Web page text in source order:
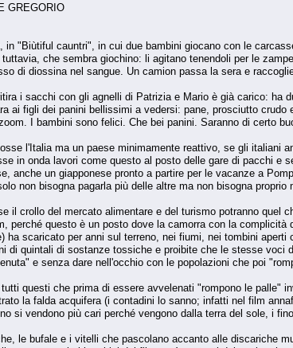
GREGORIO
in "Biùtiful cauntri", in cui due bambini giocano con le
che sembra giochino: li agitano tenendoli per le
di diossina nel sangue. Un camion passa la sera e
i sacchi con gli agnelli di Patrizia e Mario è già carico: ha
ai figli dei panini bellissimi a vedersi: pane, prosciutto
I bambini sono felici. Che bei panini. Saranno di certo
l'Italia ma un paese minimamente reattivo, se gli italiani
in onda lavori come questo al posto delle gare di pacchi e
anche un giapponese pronto a partire per le vacanze a
non bisogna pagarla più delle altre ma non bisogna
il crollo del mercato alimentare e del turismo potranno quel
perché questo è un posto dove la camorra con la
ha scaricato per anni sul terreno, nei fiumi, nei tombini
di quintali di sostanze tossiche e proibite che le stesse voci
e senza dare nell'occhio con le popolazioni che poi
questi che prima di essere avvelenati "rompono le palle"
la falda acquifera (i contadini lo sanno; infatti nel film
si vendono più cari perché vengono dalla terra del sole, i
le bufale e i vitelli che pascolano accanto alle discariche